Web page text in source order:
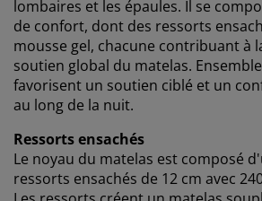
lombaires et les épaules. Il se
de confort, dont des ressorts
mousse gel, chacune contribuant à
soutien global du matelas.
favorisent un soutien ciblé et un
au long de la nuit.
Ressorts ensachés
Le noyau du matelas est composé
ressorts ensachés de 12 cm avec